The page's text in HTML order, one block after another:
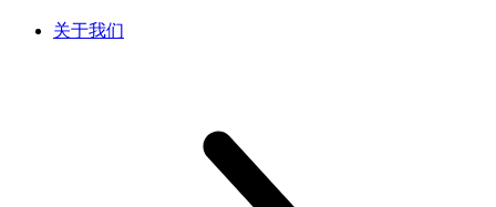
关于我们